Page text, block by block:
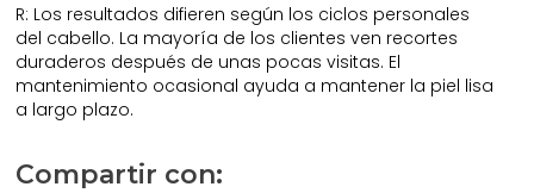
R: Los resultados difieren según los ciclos personales
del cabello. La mayoría de los clientes ven recortes
duraderos después de unas pocas visitas. El
mantenimiento ocasional ayuda a mantener la piel lisa
a largo plazo.
Compartir con: